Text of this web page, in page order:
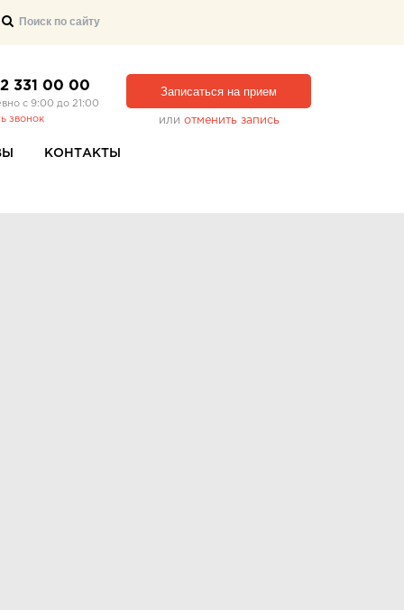
331 00 00
с 9:00 до 21:00
звонок
Записаться на прием
или отменить запись
КОНТАКТЫ